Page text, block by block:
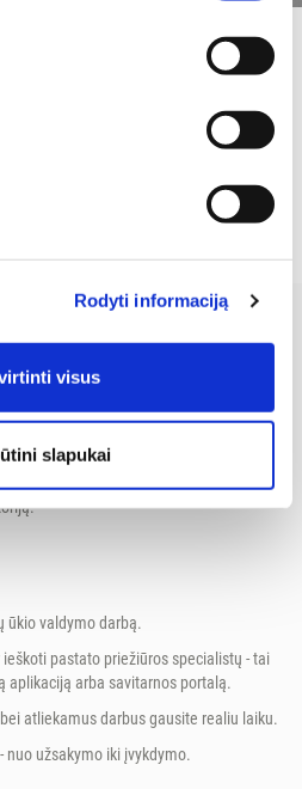
Rodyti informaciją
visus
slapukai
ūkio valdymo platforma
bet kuriame išmaniajame
juos tvirtinti arba atmesti.
ūkio valdymo darbą.
pastato priežiūros specialistų - tai
aplikaciją arba savitarnos portalą.
atliekamus darbus gausite realiu laiku.
nuo užsakymo iki įvykdymo.